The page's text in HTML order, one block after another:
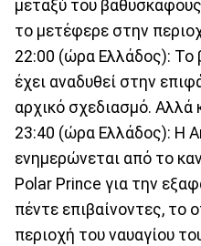
μεταξύ του
το μετέφερε στην
22:00 (ώρα Ελλάδος): Το
έχει αναδυθεί στην
αρχικό σχεδιασμό. Αλλά
23:40 (ώρα Ελλάδος): Η
ενημερώνεται από το
Polar Prince για την
πέντε επιβαίνοντες, το
περιοχή του ναυαγίου